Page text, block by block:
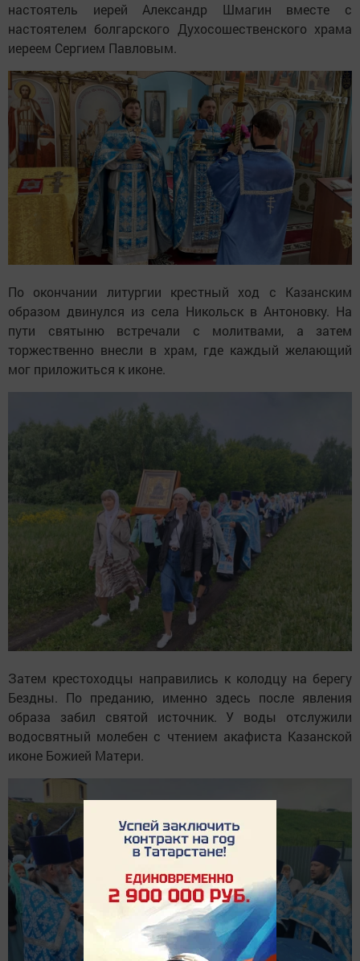
настоятель иерей Александр Шмагин вместе с
настоятелем болгарского Духосошественского храма
иереем Сергием Павловым.
По окончании литургии крестный ход с Казанским
образом двинулся из села Никольск в Антоновку. На
пути святыню встречали с молитвами, а затем
торжественно внесли в храм, где каждый желающий
мог приложиться к иконе.
Затем крестоходцы направились к колодцу на берегу
Бездны. По преданию, именно здесь после явления
образа забил святой источник. У воды отслужили
водосвятный молебен с чтением акафиста Казанской
иконе Божией Матери.